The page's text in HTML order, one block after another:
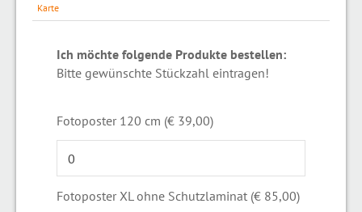
Karte
Ich möchte folgende Produkte bestellen:
Bitte gewünschte Stückzahl eintragen!
Fotoposter 120 cm (€ 39,00)
Fotoposter XL ohne Schutzlaminat (€ 85,00)